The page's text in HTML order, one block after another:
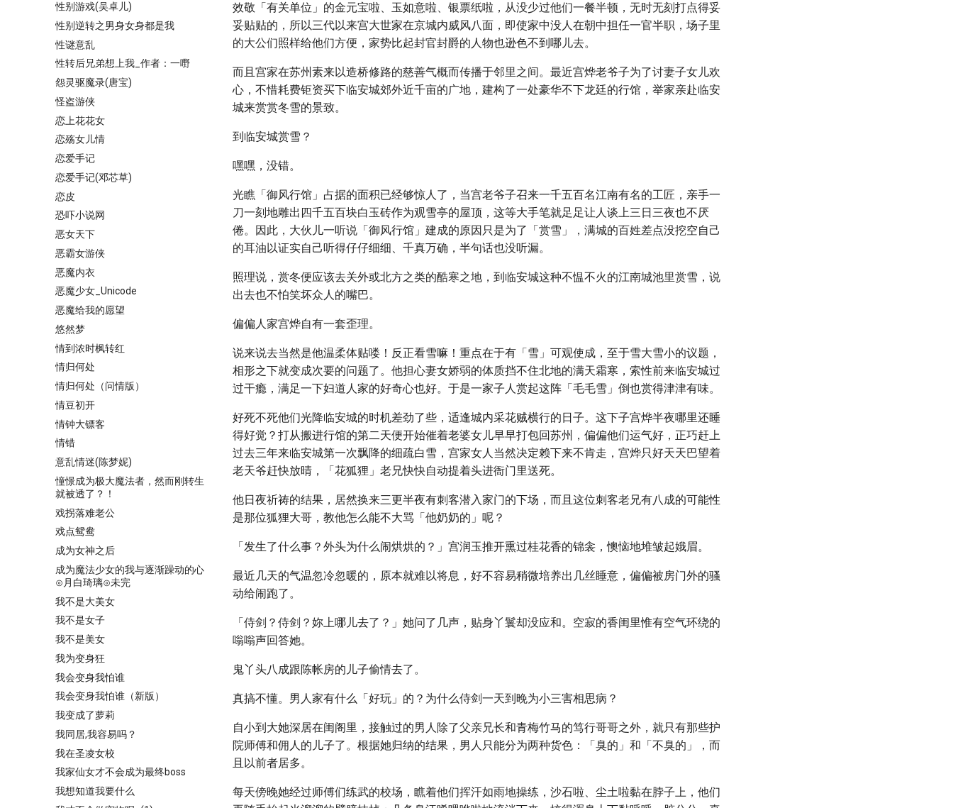
性别游戏(吴卓儿)
性别逆转之男身女身都是我
性谜意乱
性转后兄弟想上我_作者：一嘢
怨灵驱魔录(唐宝)
怪盗游侠
恋上花花女
恋殇女儿情
恋爱手记
恋爱手记(邓芯草)
恋皮
恐吓小说网
恶女天下
恶霸女游侠
恶魔内衣
恶魔少女_Unicode
恶魔给我的愿望
悠然梦
情到浓时枫转红
情归何处
情归何处（问情版）
情豆初开
情钟大镖客
情错
意乱情迷(陈梦妮)
憧憬成为极大魔法者，然而刚转生
就被透了？！
戏拐落难老公
戏点鸳鸯
成为女神之后
成为魔法少女的我与逐渐躁动的心
⊙月白琦璃⊙未完
我不是大美女
我不是女子
我不是美女
我为变身狂
我会变身我怕谁
我会变身我怕谁（新版）
我变成了萝莉
我同居,我容易吗？
我在圣凌女校
我家仙女才不会成为最终boss
我想知道我要什么
效敬「有关单位」的金元宝啦、玉如意啦、银票纸啦，从没少过他们一餐半顿，无时无刻打点得妥
妥贴贴的，所以三代以来宫大世家在京城内威风八面，即使家中没人在朝中担任一官半职，场子里
的大公们照样给他们方便，家势比起封官封爵的人物也逊色不到哪儿去。
而且宫家在苏州素来以造桥修路的慈善气概而传播于邻里之间。最近宫烨老爷子为了讨妻子女儿欢
心，不惜耗费钜资买下临安城郊外近千亩的广地，建构了一处豪华不下龙廷的行馆，举家亲赴临安
城来赏赏冬雪的景致。
到临安城赏雪？
嘿嘿，没错。
光瞧「御风行馆」占据的面积已经够惊人了，当宫老爷子召来一千五百名江南有名的工匠，亲手一
刀一刻地雕出四千五百块白玉砖作为观雪亭的屋顶，这等大手笔就足足让人谈上三日三夜也不厌
倦。因此，大伙儿一听说「御风行馆」建成的原因只是为了「赏雪」，满城的百姓差点没挖空自己
的耳油以证实自己听得仔仔细细、千真万确，半句话也没听漏。
照理说，赏冬便应该去关外或北方之类的酷寒之地，到临安城这种不愠不火的江南城池里赏雪，说
出去也不怕笑坏众人的嘴巴。
偏偏人家宫烨自有一套歪理。
说来说去当然是他温柔体贴喽！反正看雪嘛！重点在于有「雪」可观使成，至于雪大雪小的议题，
相形之下就变成次要的问题了。他担心妻女娇弱的体质挡不住北地的满天霜寒，索性前来临安城过
过干瘾，满足一下妇道人家的好奇心也好。于是一家子人赏起这阵「毛毛雪」倒也赏得津津有味。
好死不死他们光降临安城的时机差劲了些，适逢城内采花贼横行的日子。这下子宫烨半夜哪里还睡
得好觉？打从搬进行馆的第二天便开始催着老婆女儿早早打包回苏州，偏偏他们运气好，正巧赶上
过去三年来临安城第一次飘降的细疏白雪，宫家女人当然决定赖下来不肯走，宫烨只好天天巴望着
老天爷赶快放晴，「花狐狸」老兄快快自动提着头进衙门里送死。
他日夜祈祷的结果，居然换来三更半夜有刺客潜入家门的下场，而且这位刺客老兄有八成的可能性
是那位狐狸大哥，教他怎么能不大骂「他奶奶的」呢？
「发生了什么事？外头为什么闹烘烘的？」宫润玉推开熏过桂花香的锦衾，懊恼地堆皱起娥眉。
最近几天的气温忽冷忽暖的，原本就难以将息，好不容易稍微培养出几丝睡意，偏偏被房门外的骚
动给闹跑了。
「侍剑？侍剑？妳上哪儿去了？」她问了几声，贴身丫鬟却没应和。空寂的香闺里惟有空气环绕的
嗡嗡声回答她。
鬼丫头八成跟陈帐房的儿子偷情去了。
真搞不懂。男人家有什么「好玩」的？为什么侍剑一天到晚为小三害相思病？
自小到大她深居在闺阁里，接触过的男人除了父亲兄长和青梅竹马的笃行哥哥之外，就只有那些护
院师傅和佣人的儿子了。根据她归纳的结果，男人只能分为两种货色：「臭的」和「不臭的」，而
且以前者居多。
每天傍晚她经过师傅们练武的校场，瞧着他们挥汗如雨地操练，沙石啦、尘土啦黏在脖子上，他们